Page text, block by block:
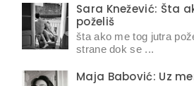
Sara Knežević: Šta
poželiš
šta ako me tog jutra
strane dok se ...
Maja Babović: Uz